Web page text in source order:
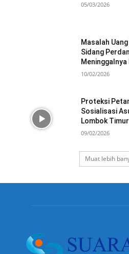
05/03/2026
Masalah
Sidang
10/02/2026
Proteksi
Sosialisasi
Lombok Timur
09/02/2026
Muat lebih